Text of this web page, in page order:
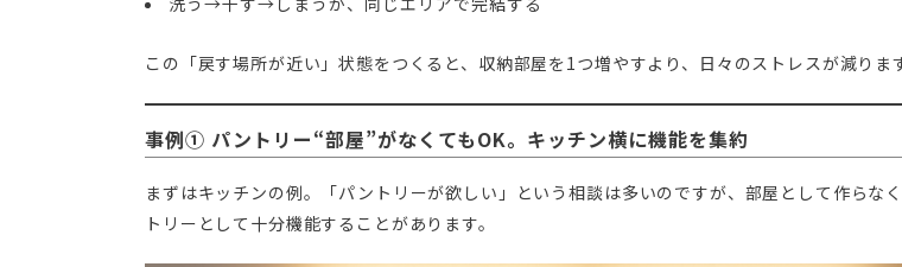
この「戻す場所が近い」状態をつくると、収納部屋を1つ増やすより、日々のストレスが減ります
事例① パントリー“部屋”がなくてもOK。キッチン横に機能を集約
まずはキッチンの例。「パントリーが欲しい」という相談は多いのですが、部屋として作らなく
トリーとして十分機能することがあります。